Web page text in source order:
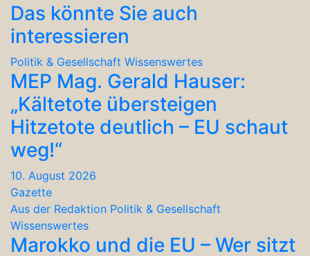
Das könnte Sie auch
interessieren
Politik & Gesellschaft Wissenswertes
MEP Mag. Gerald Hauser:
„Kältetote übersteigen
Hitzetote deutlich – EU schaut
weg!“
10. August 2026
Gazette
Aus der Redaktion Politik & Gesellschaft
Wissenswertes
Marokko und die EU – Wer sitzt